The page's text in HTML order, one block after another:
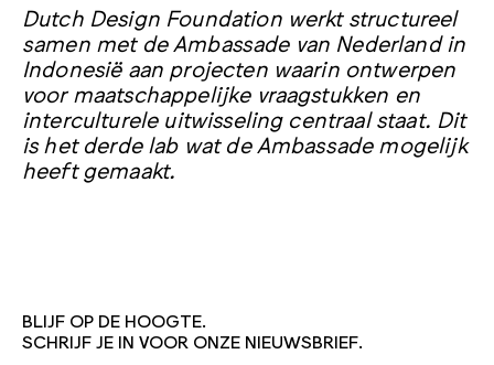
Dutch Design Foundation werkt structureel
samen met de Ambassade van Nederland in
Indonesië aan projecten waarin ontwerpen
voor maatschappelijke vraagstukken en
interculturele uitwisseling centraal staat. Dit
is het derde lab wat de Ambassade mogelijk
heeft gemaakt.
BLIJF OP DE HOOGTE.
SCHRIJF JE IN VOOR ONZE NIEUWSBRIEF.